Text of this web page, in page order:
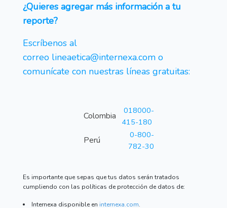
¿Quieres agregar más información a tu
reporte?
Escríbenos al
correo lineaetica@internexa.com o
comunícate con nuestras líneas gratuitas:
Colombia
018000-
415-180
Perú
0-800-
782-30
Es importante que sepas que tus datos serán tratados
cumpliendo con las políticas de protección de datos de:
Internexa disponible en internexa.com.